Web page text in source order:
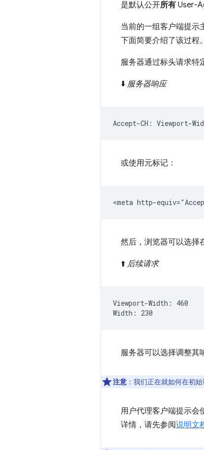
是默认公开所有 User-
当前的一组客户端提示
下面简要介绍了该过程。
服务器通过标头请求特
⬇️ 服务器响应
或使用元标记：
然后，浏览器可以选择
⬆️ 后续请求
Viewport-Width: 460
服务器可以选择调整其
注意 ：我们正在就如何在初
用户代理客户端提示会
详情，请先参阅说明文